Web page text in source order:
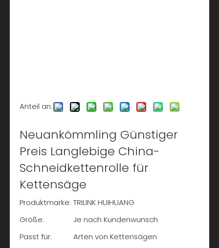
Anteil an:
Neuankömmling Günstiger
Preis Langlebige China-
Schneidkettenrolle für
Kettensäge
Produktmarke: TRILINK HUIHUANG
Größe:
Je nach Kundenwunsch
Passt für:
Arten von Kettensägen